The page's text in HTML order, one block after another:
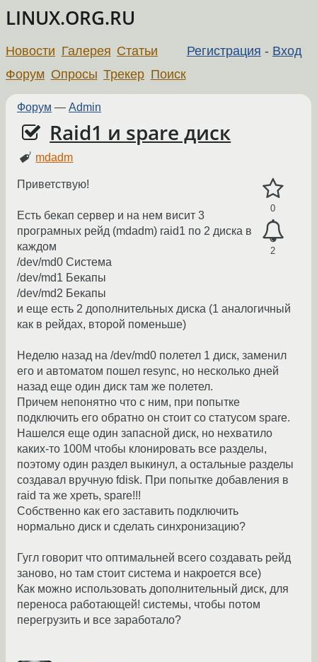
LINUX.ORG.RU
Регистрация - Вход
Новости Галерея Статьи
Форум Опросы Трекер Поиск
Форум — Admin
Raid1 и spare диск
mdadm
0
2
Приветствую!
Есть бекап сервер и на нем висит 3
програмных рейд (mdadm) raid1 по 2 диска в
каждом
/dev/md0 Система
/dev/md1 Бекапы
/dev/md2 Бекапы
и еще есть 2 дополнительных диска (1 аналогичный
как в рейдах, второй поменьше)
Неделю назад на /dev/md0 полетел 1 диск, заменил
его и автоматом пошел resync, но несколько дней
назад еще один диск там же полетел.
Причем непонятно что с ним, при попытке
подключить его обратно он стоит со статусом spare.
Нашелся еще один запасной диск, но нехватило
каких-то 100М чтобы клонировать все разделы,
поэтому один раздел выкинул, а остальные разделы
создавал вручную fdisk. При попытке добавления в
raid та же хреть, spare!!!
Собственно как его заставить подключить
нормально диск и сделать синхронизацию?
Гугл говорит что оптимальней всего создавать рейд
заново, но там стоит система и накроется все)
Как можно использовать дополнительный диск, для
переноса работающей! системы, чтобы потом
перегрузить и все заработало?